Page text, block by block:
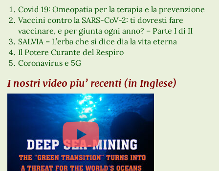
Covid 19: Omeopatia per la terapia e la prevenzione
Vaccini contro la SARS-CoV-2: ti dovresti fare
vaccinare, e per giunta ogni anno? – Parte I di II
SALVIA – L’erba che si dice dia la vita eterna
Il Potere Curante del Respiro
Coronavirus e 5G
I nostri video piu’ recenti (in Inglese)